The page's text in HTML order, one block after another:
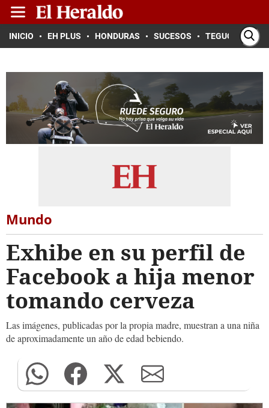
INICIO EH PLUS HONDURAS SUCESOS TEGUCIGALPA
Mundo
Exhibe en su perfil de
Facebook a hija menor
tomando cerveza
Las imágenes, publicadas por la propia madre, muestran a una niña
de aproximadamente un año de edad bebiendo.